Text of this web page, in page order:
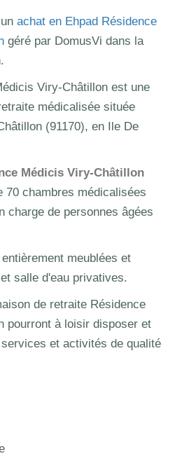
achat en Ehpad Résidence
géré par DomusVi dans la
Viry-Châtillon est une
médicalisée située
(91170), en Ile De
Médicis Viry-Châtillon
70 chambres médicalisées
charge de personnes âgées
meublées et
salle d'eau privatives.
de retraite Résidence
pourront à loisir disposer et
et activités de qualité